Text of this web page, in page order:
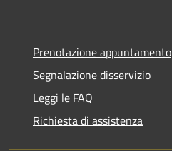
Prenotazione appuntamento
Segnalazione disservizio
Leggi le FAQ
Richiesta di assistenza